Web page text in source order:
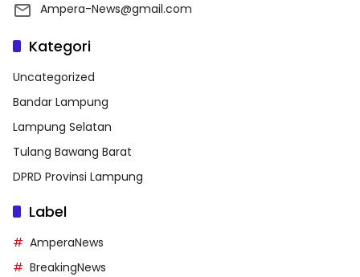
Ampera-News@gmail.com
Kategori
Uncategorized
Bandar Lampung
Lampung Selatan
Tulang Bawang Barat
DPRD Provinsi Lampung
Label
AmperaNews
BreakingNews